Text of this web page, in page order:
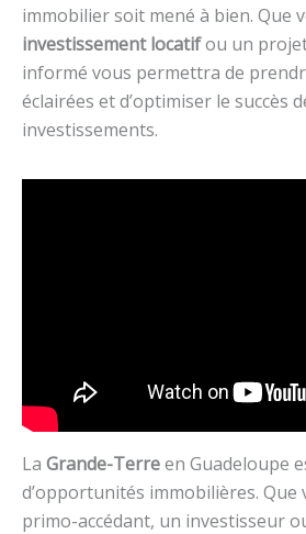
immobilier soit mené à bien. Que
investissement locatifou un projet
informé vous permettra de
éclairées et d’optimiser le succès
investissements.
La Grande-Terreen Guadeloupe
d’opportunités immobilières. Que
primo-accédant, un investisseur